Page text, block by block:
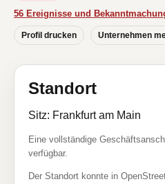
56 Ereignisse und
Profil drucken Unternehmen
Standort
Sitz: Frankfurt am Main
Eine vollständige
verfügbar.
Der Standort konnte in